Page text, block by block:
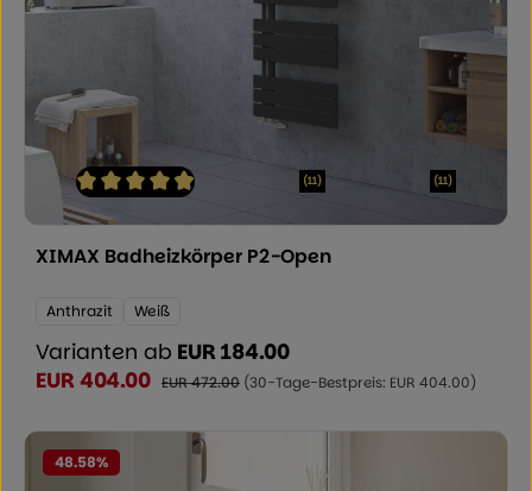
Durchschnittliche Bewertung von 4.91 von 5 Sternen
(11) (11)
XIMAX Badheizkörper P2-Open
Farbe:
Anthrazit Weiß
Varianten ab EUR 184.00
Verkaufspreis:
EUR 404.00 Regulärer Preis:
EUR 472.00 (30-Tage-Bestpreis: EUR 404.00)
48.58%